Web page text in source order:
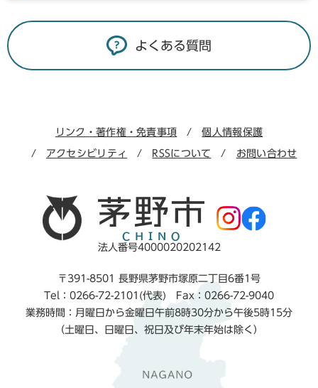
よくある質問
リンク・著作権・免責事項 個人情報保護
アクセシビリティ RSSについて お問い合わせ
法人番号4000020202142
〒391-8501 長野県茅野市塚原二丁目6番1号
Tel：0266-72-2101(代表) Fax：0266-72-9040
業務時間：月曜日から金曜日午前8時30分から午後5時15分
（土曜日、日曜日、祝日及び年末年始は除く）